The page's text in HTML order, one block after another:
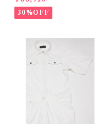
30%OFF